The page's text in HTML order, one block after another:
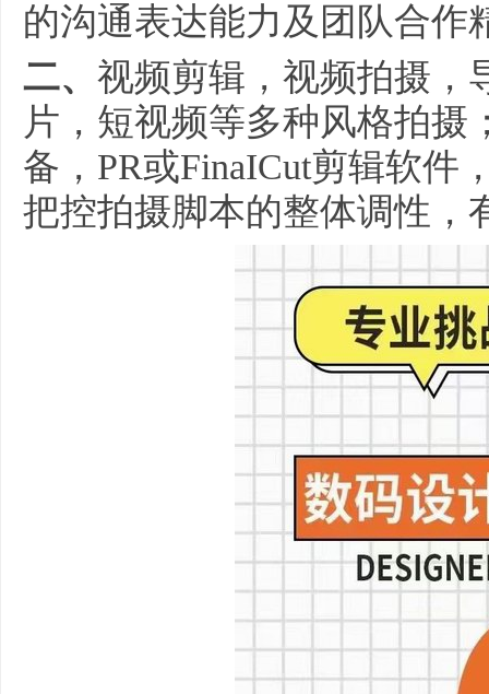
的沟通表达能力及团队合作
二、 视频剪辑，视频拍摄，
片，短视频等多种风格拍
备，PR或FinaICut剪辑软件
把控拍摄脚本的整体调性，